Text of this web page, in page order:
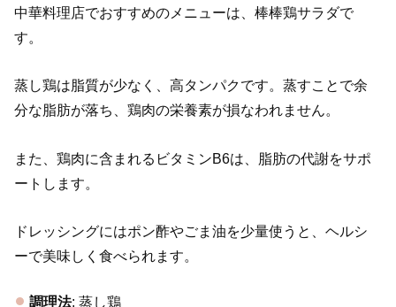
中華料理店でおすすめのメニューは、棒棒鶏サラダで
す。
蒸し鶏は脂質が少なく、高タンパクです。蒸すことで余
分な脂肪が落ち、鶏肉の栄養素が損なわれません。
また、鶏肉に含まれるビタミンB6は、脂肪の代謝をサポ
ートします。
ドレッシングにはポン酢やごま油を少量使うと、ヘルシ
ーで美味しく食べられます。
調理法: 蒸し鶏